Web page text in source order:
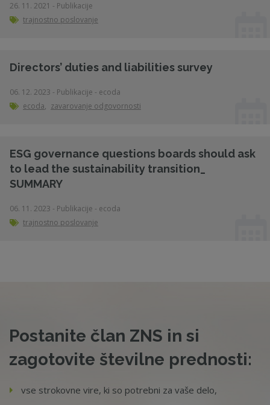
26. 11. 2021 - Publikacije
trajnostno poslovanje
Directors’ duties and liabilities survey
06. 12. 2023 - Publikacije - ecoda
ecoda, zavarovanje odgovornosti
ESG governance questions boards should ask
to lead the sustainability transition_
SUMMARY
06. 11. 2023 - Publikacije - ecoda
trajnostno poslovanje
Postanite član ZNS in si
zagotovite številne prednosti:
vse strokovne vire, ki so potrebni za vaše delo,